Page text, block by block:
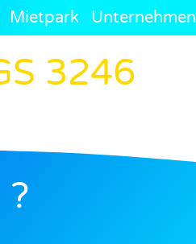
Mietpark Unternehmen
3246